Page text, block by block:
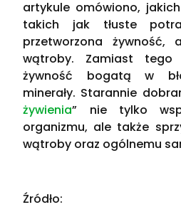
artykule omówiono,
takich jak tłuste
przetworzona żywność,
wątroby. Zamiast
żywność bogatą w
minerały. Starannie
żywienia” nie tylko
organizmu, ale także
wątroby oraz ogólnemu
Źródło: